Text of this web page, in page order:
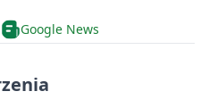
Google News